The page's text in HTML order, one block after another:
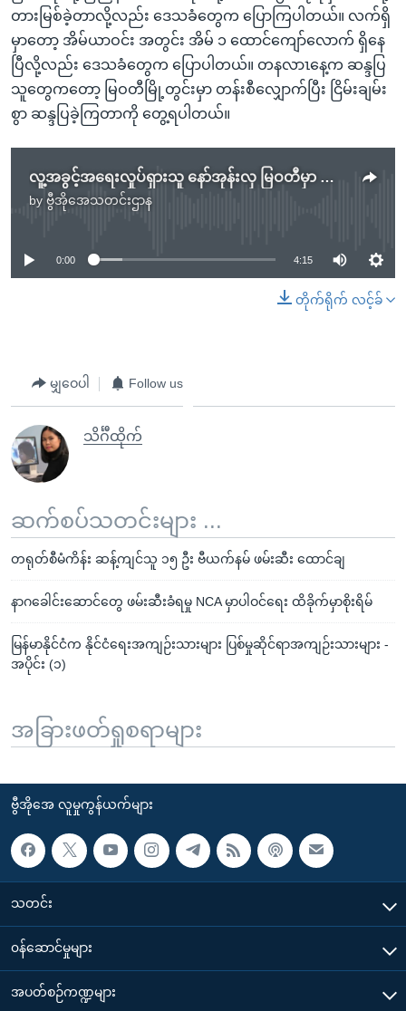
တားမြစ်ခဲ့တာလို့လည်း ဒေသခံတွေက ပြောကြပါတယ်။ လက်ရှိ
မှာတော့ အိမ်ယာဝင်း အတွင်း အိမ် ၁ ထောင်ကျော်လောက် ရှိနေ
ပြီလို့လည်း ဒေသခံတွေက ပြောပါတယ်။ တနလာၤနေ့က ဆန္ဒပြ
သူတွေကတော့ မြဝတီမြို့တွင်းမှာ တန်းစီလျှောက်ပြီး ငြိမ်းချမ်း
စွာ ဆန္ဒပြခဲ့ကြတာကို တွေ့ရပါတယ်။
လူ့အခွင့်အရေးလှုပ်ရှားသူ နော်အုန်းလှ မြဝတီမှာ အဖမ်းခံရ
by ဗွီအိုအေသတင်းဌာန
No media source currently available
0:00 4:15
တိုက်ရိုက် လင့်ခ်
မျှဝေပါ Follow us
သိင်္ဂီထိုက်
ဆက်စပ်သတင်းများ ...
တရုတ်စီမံကိန်း ဆန့်ကျင်သူ ၁၅ ဦး ဗီယက်နမ် ဖမ်းဆီး ထောင်ချ
နာဂခေါင်းဆောင်တွေ ဖမ်းဆီးခံရမှု NCA မှာပါဝင်ရေး ထိခိုက်မှာစိုးရိမ်
မြန်မာနိုင်ငံက နိုင်ငံရေးအကျဉ်းသားများ ပြစ်မှုဆိုင်ရာအကျဉ်းသားများ -
အပိုင်း (၁)
အခြားဖတ်ရှုစရာများ
ဗွီအိုအေ လူမှုကွန်ယက်များ
သတင်း
၀န်ဆောင်မှုများ
အပတ်စဉ်ကဏ္ဍများ